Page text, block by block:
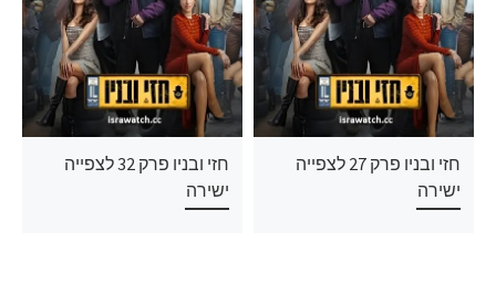
חזי ובניו פרק 32 לצפייה
ישירה
חזי ובניו פרק 27 לצפייה
ישירה